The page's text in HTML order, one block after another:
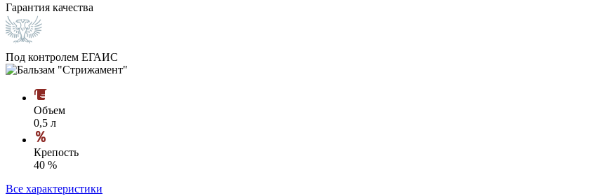
Гарантия качества
Под контролем ЕГАИС
Объем
0,5 л
Крепость
40 %
Все характеристики